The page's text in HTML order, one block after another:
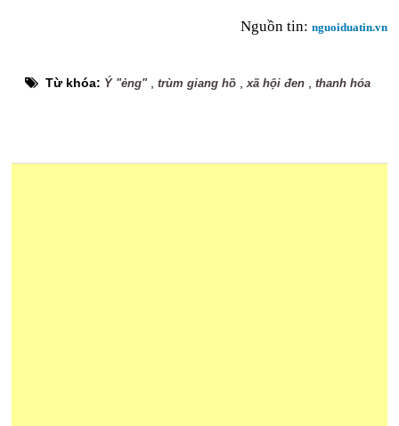
Nguồn tin: nguoiduatin.vn
Từ khóa: Ý "ẻng",trùm giang hồ ,xã hội đen ,thanh hóa